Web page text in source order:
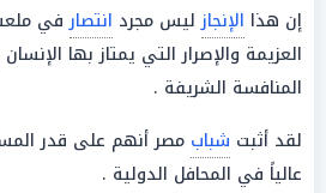
إن هذا الإنجازليس مجرد انتصارفي
العزيمة والإصرار التي يمتاز بها الإنسان
المنافسة الشريفة .
لقد أثبت شباب مصر أنهم على قدر
عالياً في المحافل الدولية .